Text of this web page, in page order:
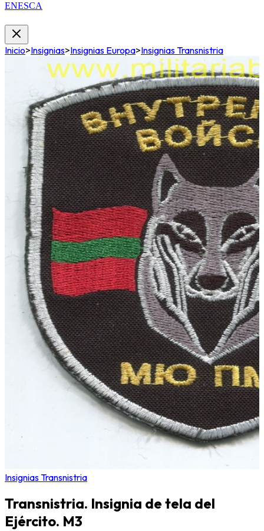
ENESCA
Inicio>Insignias>Insignias Europa>Insignias Transnistria
Insignias Transnistria
Transnistria. Insignia de tela del
Ejército. M3